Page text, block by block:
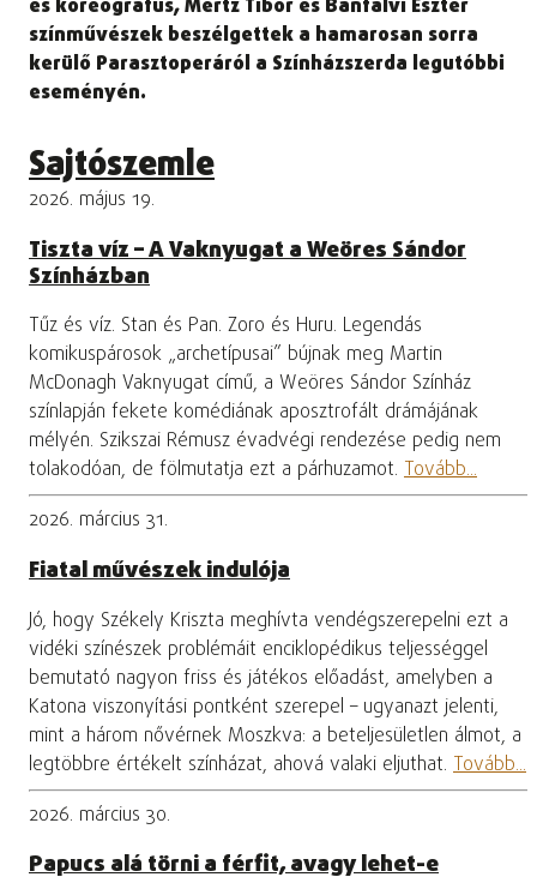
és koreográfus, Mertz Tibor és Bánfalvi Eszter
színművészek beszélgettek a hamarosan sorra
kerülő Parasztoperáról a Színházszerda legutóbbi
eseményén.
Sajtószemle
2026. május 19.
Tiszta víz – A Vaknyugat a Weöres Sándor
Színházban
Tűz és víz. Stan és Pan. Zoro és Huru. Legendás
komikuspárosok „archetípusai” bújnak meg Martin
McDonagh Vaknyugat című, a Weöres Sándor Színház
színlapján fekete komédiának aposztrofált drámájának
mélyén. Szikszai Rémusz évadvégi rendezése pedig nem
tolakodóan, de fölmutatja ezt a párhuzamot. Tovább...
2026. március 31.
Fiatal művészek indulója
Jó, hogy Székely Kriszta meghívta vendégszerepelni ezt a
vidéki színészek problémáit enciklopédikus teljességgel
bemutató nagyon friss és játékos előadást, amelyben a
Katona viszonyítási pontként szerepel – ugyanazt jelenti,
mint a három nővérnek Moszkva: a beteljesületlen álmot, a
legtöbbre értékelt színházat, ahová valaki eljuthat. Tovább...
2026. március 30.
Papucs alá törni a férfit, avagy lehet-e